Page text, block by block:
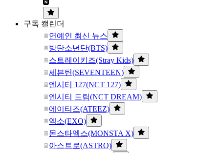
구독 캘린더
연예인 최신 뉴스
방탄소년단(BTS)
스트레이키즈(Stray Kids)
세븐틴(SEVENTEEN)
엔시티 127(NCT 127)
엔시티 드림(NCT DREAM)
에이티즈(ATEEZ)
엑소(EXO)
몬스타엑스(MONSTA X)
아스트로(ASTRO)